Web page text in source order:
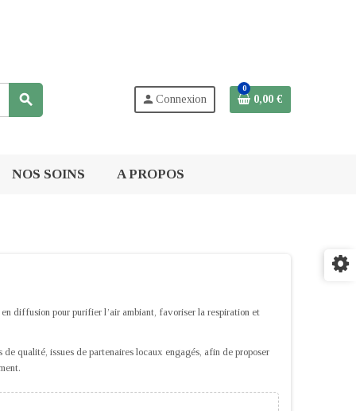
search person Connexion
0
0,00 €
NOS SOINS A PROPOS
diffusion pour purifier l’air ambiant, favoriser la respiration et
qualité, issues de partenaires locaux engagés, afin de proposer